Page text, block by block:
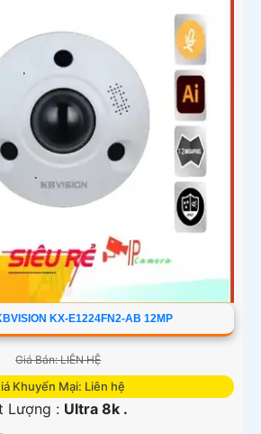
KX-E1224FN2-AB 12MP
Giá Bán: LIÊN HỆ
Khuyến Mại: Liên hệ
Lượng : Ultra 8k .